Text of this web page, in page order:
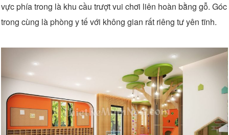
vực phía trong là khu cầu trượt vui chơi liên hoàn bằng gỗ. Góc
trong cùng là phòng y tế với không gian rất riêng tư yên tĩnh.